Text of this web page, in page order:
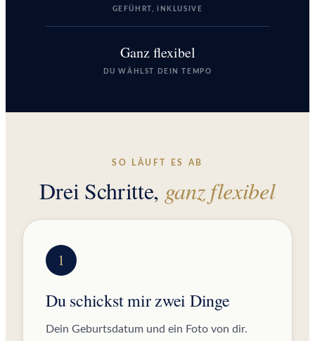
GEFÜHRT, INKLUSIVE
Ganz flexibel
DU WÄHLST DEIN TEMPO
SO LÄUFT ES AB
Drei Schritte, ganz flexibel
Du schickst mir zwei Dinge
Dein Geburtsdatum und ein Foto von dir.